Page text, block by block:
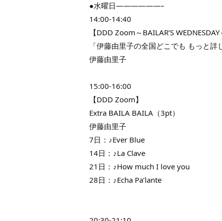
●水曜日——————–
14:00-14:40
【DDD Zoom～BAILAR’S
「伊藤由里子の全国どこでも もっと
伊藤由里子
15:00-16:00
【DDD Zoom】
Extra BAILA BAILA（3pt）
伊藤由里子
7日：♪Ever Blue
14日：♪La Clave
21日：♪How much I love you
28日：♪Echa Pa’lante